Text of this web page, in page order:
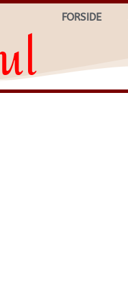
FORSIDE